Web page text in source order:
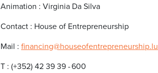
Animation : Virginia Da Silva
Contact : House of Entrepreneurship
Mail : financing@houseofentrepreneurship.lu
T : (+352) 42 39 39 - 600